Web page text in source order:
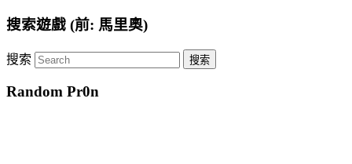
搜索遊戲 (前: 馬里奧)
搜索
Random Pr0n